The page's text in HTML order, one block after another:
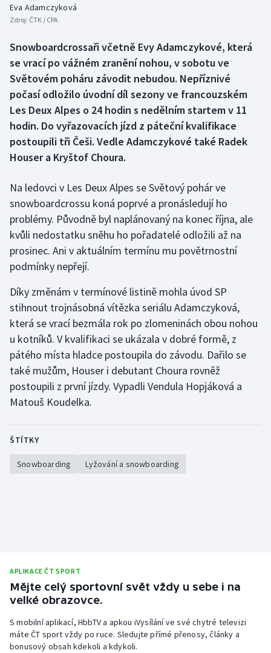
Biatlon
Box
Curling
Dostihy
Florbal
Golf
Gymnastika
Házená
Jezdectví
Judo
Krasobruslení
Lezení
Moderní pětiboj
Motorsport
Plážový volejbal
Ragby
Rychlobruslení
Aplikace ČT sport
Eva Adamczyková
Zdroj: ČTK / CPA
Snowboardcrossaři včetně Evy Adamczykové, která
se vrací po vážném zranění nohou, v sobotu ve
Světovém poháru závodit nebudou. Nepříznivé
počasí odložilo úvodní díl sezony ve francouzském
Les Deux Alpes o 24 hodin s nedělním startem v 11
hodin. Do vyřazovacích jízd z páteční kvalifikace
postoupili tři Češi. Vedle Adamczykové také Radek
Houser a Kryštof Choura.
Na ledovci v Les Deux Alpes se Světový pohár ve
snowboardcrossu koná poprvé a pronásledují ho
problémy. Původně byl naplánovaný na konec října, ale
kvůli nedostatku sněhu ho pořadatelé odložili až na
prosinec. Ani v aktuálním termínu mu povětrnostní
podmínky nepřejí.
Díky změnám v termínové listině mohla úvod SP
stihnout trojnásobná vítězka seriálu Adamczyková,
která se vrací bezmála rok po zlomeninách obou nohou
u kotníků. V kvalifikaci se ukázala v dobré formě, z
pátého místa hladce postoupila do závodu. Dařilo se
také mužům, Houser i debutant Choura rovněž
postoupili z první jízdy. Vypadli Vendula Hopjáková a
Matouš Koudelka.
ŠTÍTKY
Snowboarding Lyžování a snowboarding
APLIKACE ČT SPORT
Mějte celý sportovní svět vždy u sebe i na
velké obrazovce.
S mobilní aplikací, HbbTV a apkou iVysílání ve své chytré televizi
máte ČT sport vždy po ruce. Sledujte přímé přenosy, články a
bonusový obsah kdekoli a kdykoli.